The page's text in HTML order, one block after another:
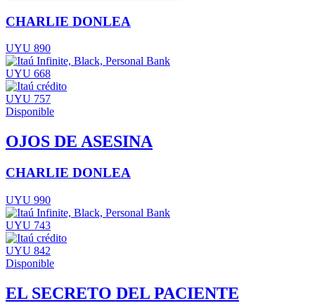
CHARLIE DONLEA
UYU 890
UYU 668
UYU 757
Disponible
OJOS DE ASESINA
CHARLIE DONLEA
UYU 990
UYU 743
UYU 842
Disponible
EL SECRETO DEL PACIENTE